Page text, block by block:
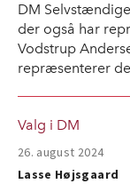
DM
der også har
Vodstrup
repræsenterer
Valg i DM
26. august 2024
Lasse Højsgaard